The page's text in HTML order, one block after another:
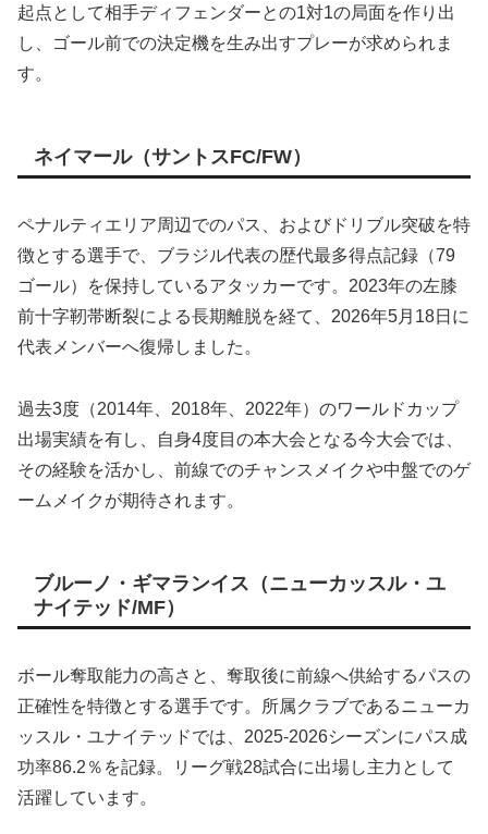
起点として相手ディフェンダーとの1対1の局面を作り出
し、ゴール前での決定機を生み出すプレーが求められま
す。
ネイマール（サントスFC/FW）
ペナルティエリア周辺でのパス、およびドリブル突破を特
徴とする選手で、ブラジル代表の歴代最多得点記録（79
ゴール）を保持しているアタッカーです。2023年の左膝
前十字靭帯断裂による長期離脱を経て、2026年5月18日に
代表メンバーへ復帰しました。
過去3度（2014年、2018年、2022年）のワールドカップ
出場実績を有し、自身4度目の本大会となる今大会では、
その経験を活かし、前線でのチャンスメイクや中盤でのゲ
ームメイクが期待されます。
ブルーノ・ギマランイス（ニューカッスル・ユ
ナイテッド/MF）
ボール奪取能力の高さと、奪取後に前線へ供給するパスの
正確性を特徴とする選手です。所属クラブであるニューカ
ッスル・ユナイテッドでは、2025-2026シーズンにパス成
功率86.2％を記録。リーグ戦28試合に出場し主力として
活躍しています。